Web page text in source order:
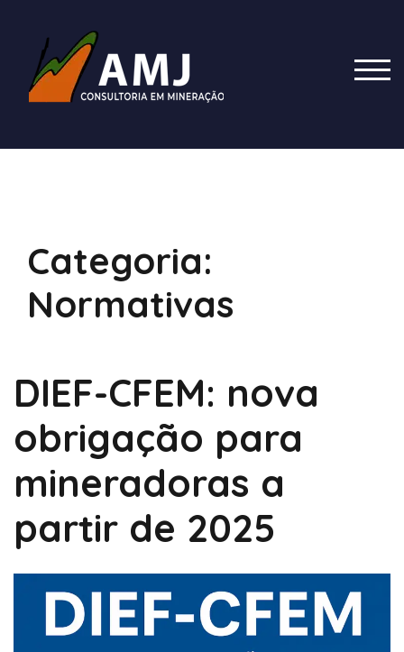
content
Categoria:
Normativas
DIEF-CFEM: nova
obrigação para
mineradoras a
partir de 2025